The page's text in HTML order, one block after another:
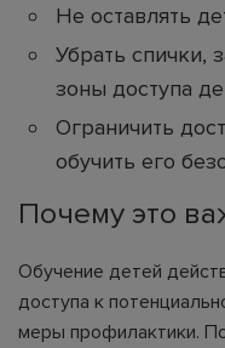
Не оставлять
Убрать спички,
зоны доступа
Ограничить
обучить его
Почему это
Обучение детей
доступа к
меры профилактики.